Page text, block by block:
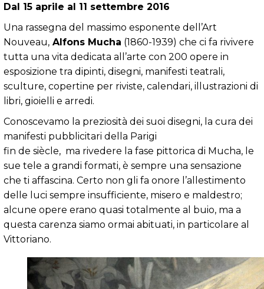
Dal 15 aprile al 11 settembre 2016
Una rassegna del massimo esponente dell’Art
Nouveau, Alfons Mucha (1860-1939) che ci fa rivivere
tutta una vita dedicata all’arte con 200 opere in
esposizione tra dipinti, disegni, manifesti teatrali,
sculture, copertine per riviste, calendari, illustrazioni di
libri, gioielli e arredi.
Conoscevamo la preziosità dei suoi disegni, la cura dei
manifesti pubblicitari della Parigi
fin de siècle, ma rivedere la fase pittorica di Mucha, le
sue tele a grandi formati, è sempre una sensazione
che ti affascina. Certo non gli fa onore l’allestimento
delle luci sempre insufficiente, misero e maldestro;
alcune opere erano quasi totalmente al buio, ma a
questa carenza siamo ormai abituati, in particolare al
Vittoriano.